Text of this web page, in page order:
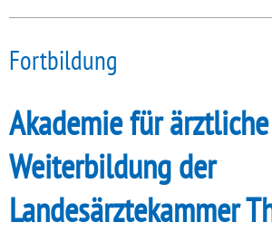
Fortbildung
Akademie für
Weiterbildung der
Landesärztekammer